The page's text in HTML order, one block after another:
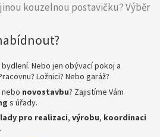
kouzelnou postavičku? Výběr
bydlení. Nebo jen obývací pokoj a
Ložnici? Nebo garáž?
nebo novostavbu? Zajistíme Vám
s úřady.
pro realizaci, výrobu, koordinaci
.